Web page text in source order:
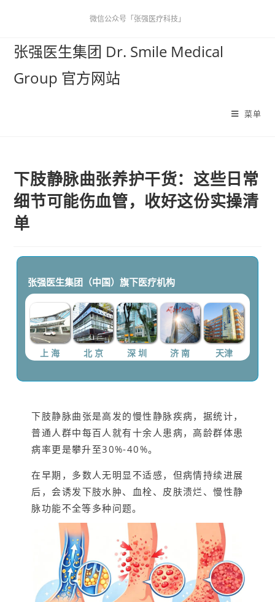
微信公众号「张强医疗科技」
张强医生集团 Dr. Smile Medical
Group 官方网站
菜单
下肢静脉曲张养护干货：这些日常
细节可能伤血管，收好这份实操清
单
张强医生集团（中国）旗下医疗机构
上 海 北 京 深 圳 济 南 天津
下肢静脉曲张是高发的慢性静脉疾病，据统计，
普通人群中每百人就有十余人患病，高龄群体患
病率更是攀升至30%-40%。
在早期，多数人无明显不适感，但病情持续进展
后，会诱发下肢水肿、血栓、皮肤溃烂、慢性静
脉功能不全等多种问题。